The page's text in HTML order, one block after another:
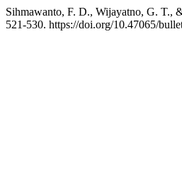
Sihmawanto, F. D., Wijayatno, G. T.,
521-530. https://doi.org/10.47065/